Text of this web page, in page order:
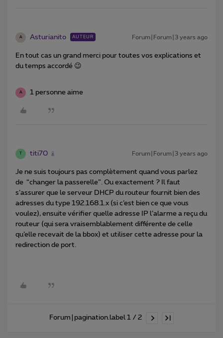
A Asturianito AUTEUR Forum|Forum|3 years ago
En tout cas un grand merci pour toutes vos explications et
du temps accordé 😉
A 1 personne aime
titi70 Forum|Forum|3 years ago
Je ne suis toujours pas complètement quand vous parlez
de “changer la passerelle”. Ou exactement ? Il faut
s’assurer que le serveur DHCP du routeur fournit bien des
adresses du type 192.168.1.x (si c’est bien ce que vous
voulez), ensuite vérifier quelle adresse IP l’alarme a reçu du
routeur (qui sera vraisemblablement différente de celle
qu’elle recevait de la bbox) et utiliser cette adresse pour la
redirection de port.
Forum|pagination.label 1 / 2